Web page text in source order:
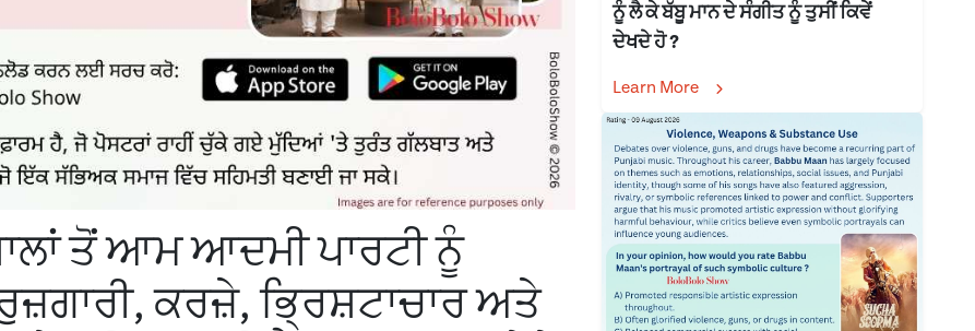
ਤੋਂ ਆਮ ਆਦਮੀ ਪਾਰਟੀ ਨੂੰ
ਕਰਜ਼ੇ, ਭ੍ਰਿਸ਼ਟਾਚਾਰ ਅਤੇ
ਨੂੰ ਲੈ ਕੇ ਬੱਬੂ ਮਾਨ ਦੇ ਸੰਗੀਤ ਨੂੰ ਤੁਸੀਂ ਕਿਵੇਂ
ਦੇਖਦੇ ਹੋ ?
Learn More